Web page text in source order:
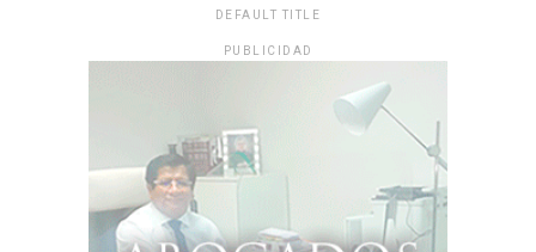
DEFAULT TITLE
PUBLICIDAD